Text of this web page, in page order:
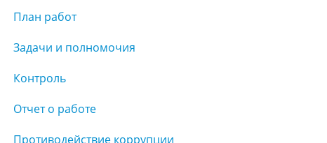
План работ
Задачи и полномочия
Контроль
Отчет о работе
Противодействие коррупции